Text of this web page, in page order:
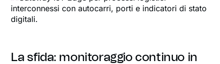
La sfida: monitoraggio continuo in